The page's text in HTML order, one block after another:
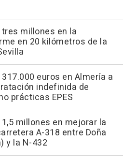
millones en la
en 20 kilómetros de la
euros en Almería a
indefinida de
prácticas EPES
millones en mejorar la
A-318 entre Doña
y la N-432